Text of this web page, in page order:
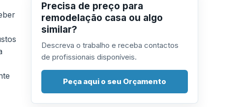
Precisa de preço para
remodelação casa ou algo
similar?
Descreva o trabalho e receba contactos
de profissionais disponíveis.
Peça aqui o seu Orçamento